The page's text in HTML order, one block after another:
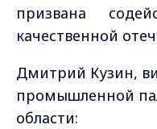
призвана
качественной
Дмитрий Кузин,
промышленной
области: